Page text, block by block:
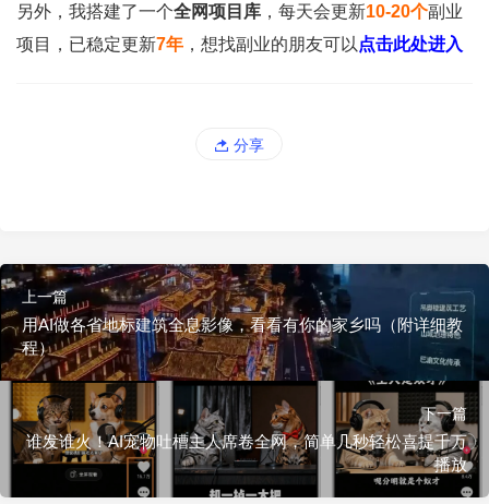
另外，我搭建了一个全网项目库 ，每天会更新10-20个副业
项目，已稳定更新7年 ，想找副业的朋友可以 点击此处进入
分享
上一篇
用AI做各省地标建筑全息影像，看看有你的家乡吗（附详细教
程）
下一篇
谁发谁火！AI宠物吐槽主人席卷全网，简单几秒轻松喜提千万
播放